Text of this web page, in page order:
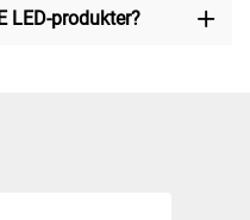
LED-produkter?